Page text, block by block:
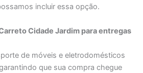
incluir essa opção.
Cidade Jardim para entregas
de móveis e eletrodomésticos
que sua compra chegue